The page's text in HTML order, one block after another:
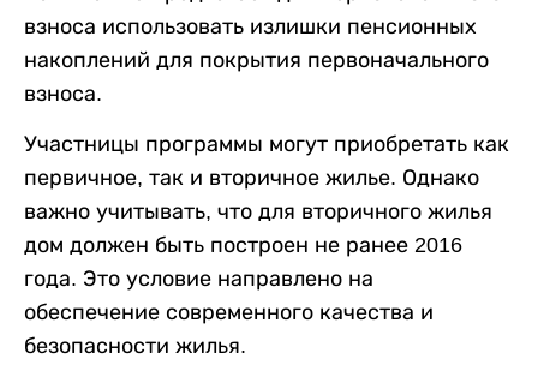
взноса использовать излишки пенсионных
накоплений для покрытия первоначального
взноса.
Участницы программы могут приобретать как
первичное, так и вторичное жилье. Однако
важно учитывать, что для вторичного жилья
дом должен быть построен не ранее 2016
года. Это условие направлено на
обеспечение современного качества и
безопасности жилья.